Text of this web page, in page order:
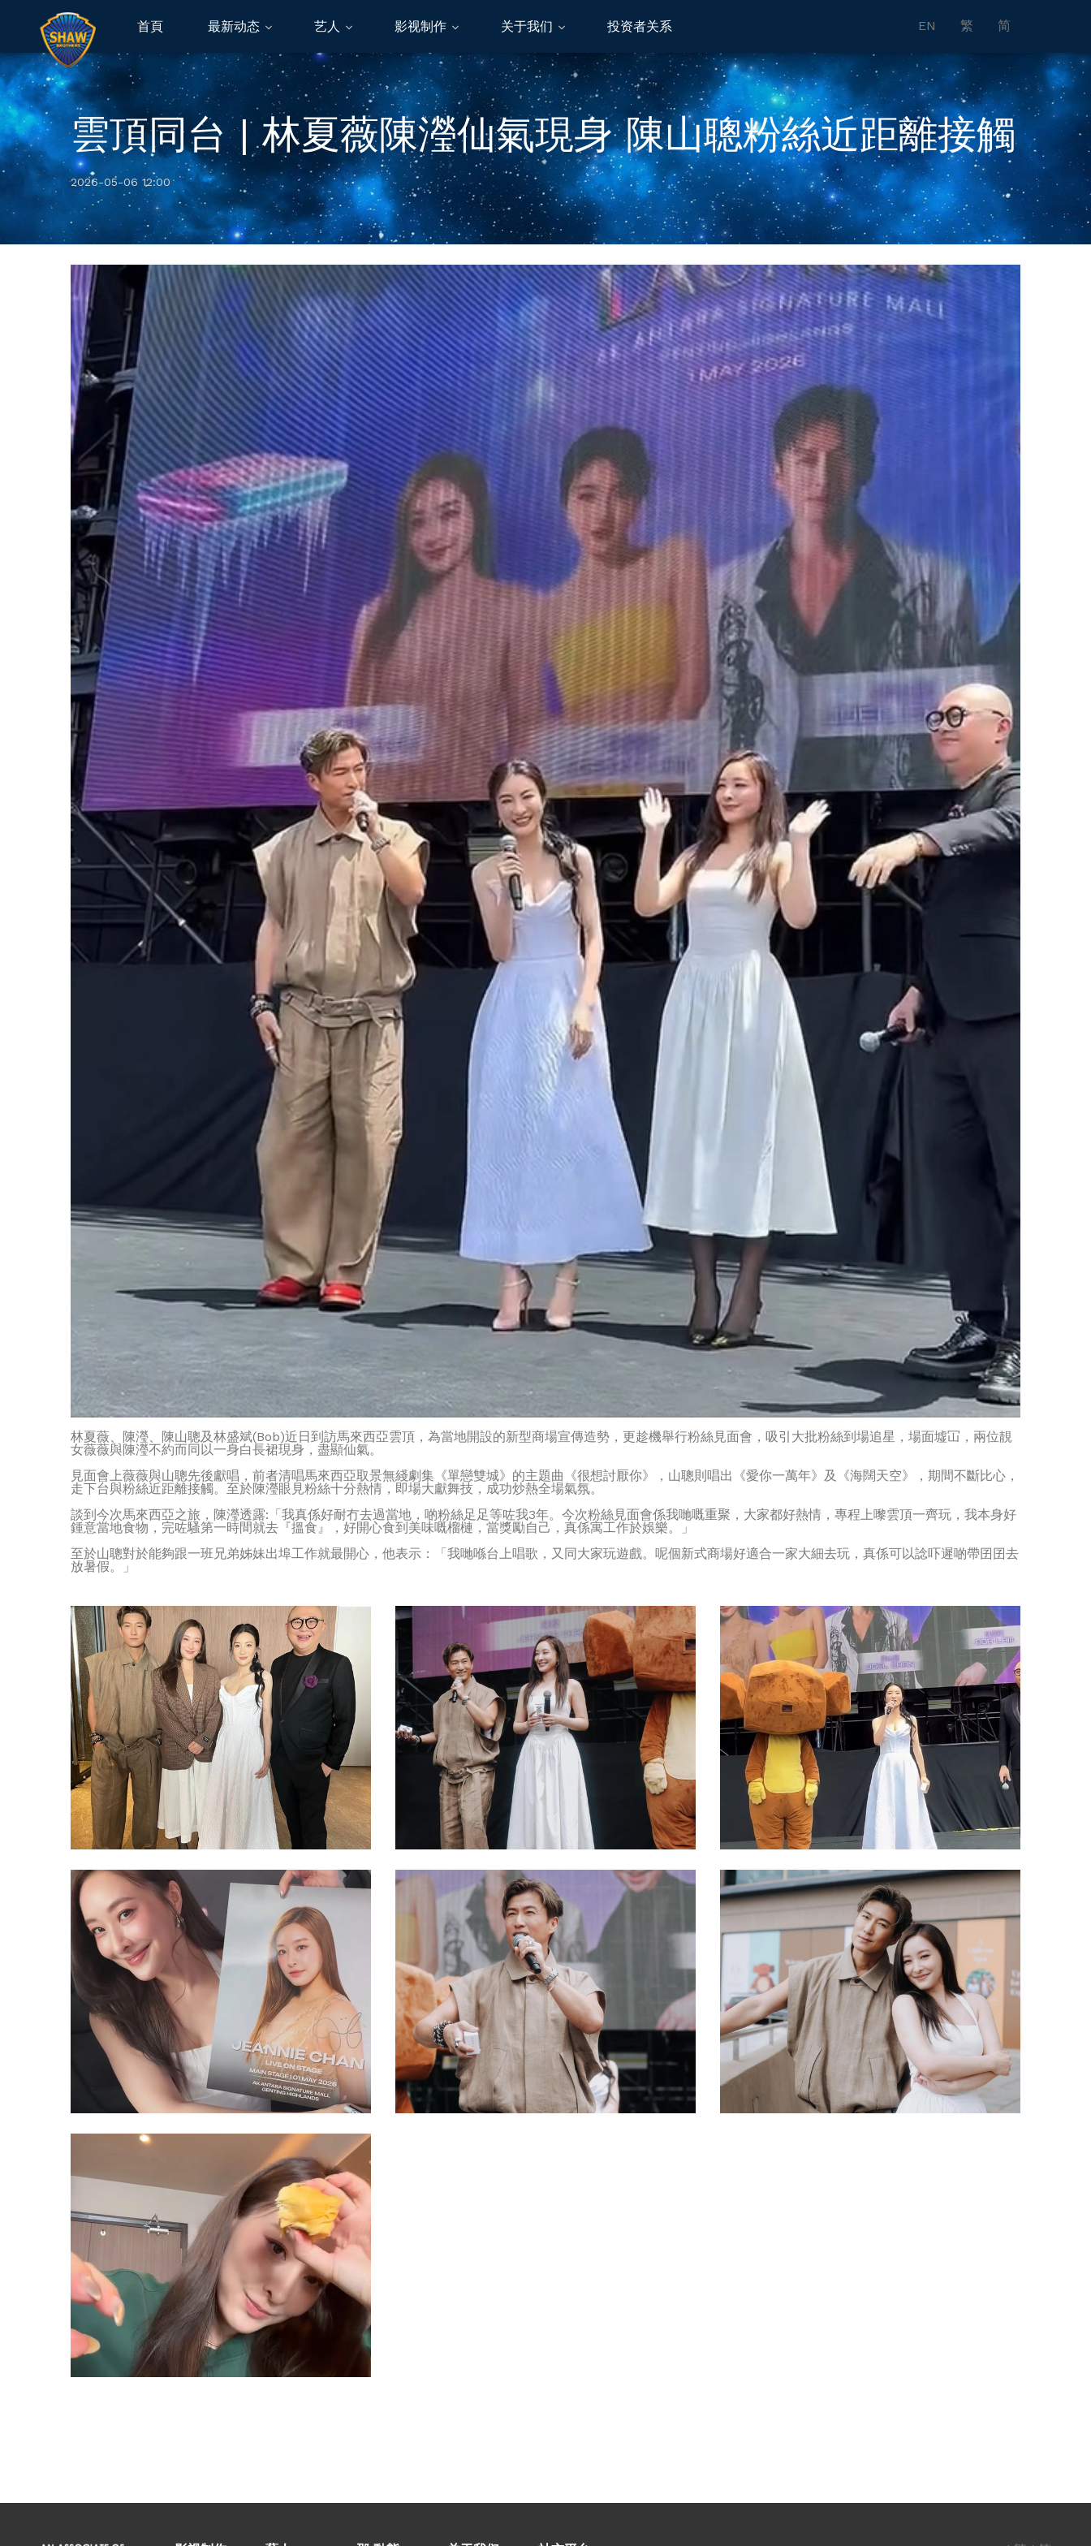
首頁 最新动态 艺人 影视制作 关于我们 投资者关系 EN 繁 简
雲頂同台 | 林夏薇陳瀅仙氣現身 陳山聰粉絲近距離接觸
2026-05-06 12:00
林夏薇、陳瀅、陳山聰及林盛斌(Bob)近日到訪馬來西亞雲頂，為當地開設的新型商場宣傳造勢，更趁機舉行粉絲見面會，吸引大批粉絲到場追星，場面墟冚，兩位靚
女薇薇與陳瀅不約而同以一身白長裙現身，盡顯仙氣。
見面會上薇薇與山聰先後獻唱，前者清唱馬來西亞取景無綫劇集《單戀雙城》的主題曲《很想討厭你》，山聰則唱出《愛你一萬年》及《海闊天空》，期間不斷比心，
走下台與粉絲近距離接觸。至於陳瀅眼見粉絲十分熱情，即場大獻舞技，成功炒熱全場氣氛。
談到今次馬來西亞之旅，陳瀅透露:「我真係好耐冇去過當地，啲粉絲足足等咗我3年。今次粉絲見面會係我哋嘅重聚，大家都好熱情，專程上嚟雲頂一齊玩，我本身好
鍾意當地食物，完咗騷第一時間就去『搵食』，好開心食到美味嘅榴槤，當獎勵自己，真係寓工作於娛樂。」
至於山聰對於能夠跟一班兄弟姊妹出埠工作就最開心，他表示：「我哋喺台上唱歌，又同大家玩遊戲。呢個新式商場好適合一家大細去玩，真係可以諗吓遲啲帶囝囝去
放暑假。」